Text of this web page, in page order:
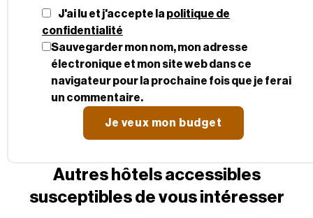
J'ai lu et j'accepte la politique de
confidentialité
Sauvegarder mon nom, mon adresse
électronique et mon site web dans ce
navigateur pour la prochaine fois que je ferai
un commentaire.
Autres hôtels accessibles
susceptibles de vous intéresser